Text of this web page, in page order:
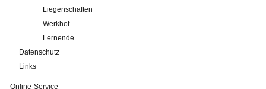
Liegenschaften
Werkhof
Lernende
Datenschutz
Links
Online-Service